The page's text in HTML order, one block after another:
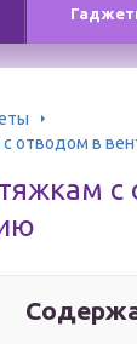
отводом в
с